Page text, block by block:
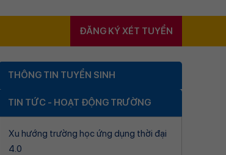
ĐĂNG KÝ XÉT TUYỂN
THÔNG TIN TUYỂN SINH
TIN TỨC - HOẠT ĐỘNG TRƯỜNG
Xu hướng trường học ứng dụng thời đại
4.0